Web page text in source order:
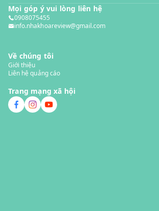
Mọi góp ý vui lòng liên hệ
0908075455
info.nhakhoareview@gmail.com
Về chúng tôi
Giới thiệu
Liên hệ quảng cáo
Trang mạng xã hội